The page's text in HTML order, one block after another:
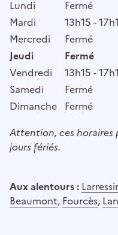
Lundi
Fermé
Mardi
13h15 -
Mercredi
Fermé
Jeudi
Fermé
Vendredi
13h15 -
Samedi
Fermé
Dimanche Fermé
Attention, ces horaires
jours fériés.
Aux alentours :
Beaumont, Fourcès,